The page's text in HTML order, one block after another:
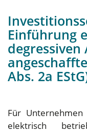
Einführung
Abs. 2a
Für
elektrisch